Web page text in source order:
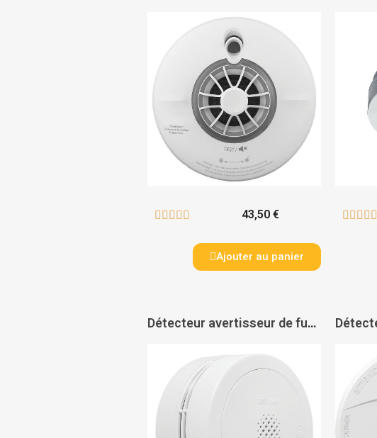
     43,50 €
Ajouter au panier
    
Détecteur avertisseur de fumée Delta Reflex autonomie 10 ans - SIEMENS